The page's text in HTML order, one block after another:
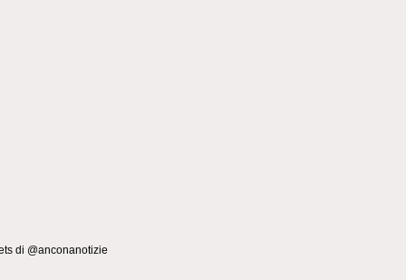
di @anconanotizie